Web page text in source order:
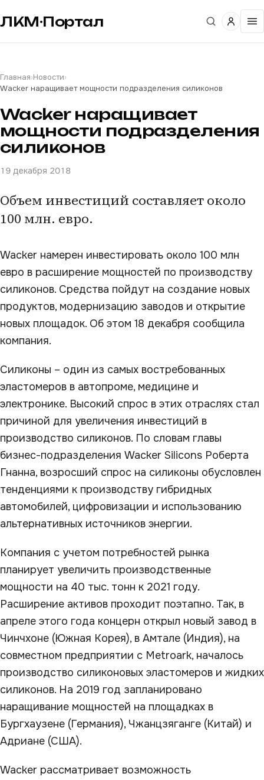
ЛКМ·Портал
Главная›Новости›
Wacker наращивает мощности подразделения силиконов
Wacker наращивает
мощности подразделения
силиконов
19 декабря 2018
Объем инвестиций составляет около
100 млн. евро.
Wacker намерен инвестировать около 100 млн
евро в расширение мощностей по производству
силиконов. Средства пойдут на создание новых
продуктов, модернизацию заводов и открытие
новых площадок. Об этом 18 декабря сообщила
компания.
Силиконы – один из самых востребованных
эластомеров в автопроме, медицине и
электронике. Высокий спрос в этих отраслях стал
причиной для увеличения инвестиций в
производство силиконов. По словам главы
бизнес-подразделения Wacker Silicons Роберта
Гнанна, возросший спрос на силиконы обусловлен
тенденциями к производству гибридных
автомобилей, цифровизации и использованию
альтернативных источников энергии.
Компания с учетом потребностей рынка
планирует увеличить производственные
мощности на 40 тыс. тонн к 2021 году.
Расширение активов проходит поэтапно. Так, в
апреле этого года концерн открыл новый завод в
Чинчхоне (Южная Корея), в Амтале (Индия), на
совместном предприятии с Metroark, началось
производство силиконовых эластомеров и жидких
силиконов. На 2019 год запланировано
наращивание мощностей на площадках в
Бургхаузене (Германия), Чжанцзяганге (Китай) и
Адриане (США).
Wacker рассматривает возможность